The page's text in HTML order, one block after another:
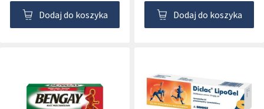
Dodaj do koszyka Dodaj do koszyka